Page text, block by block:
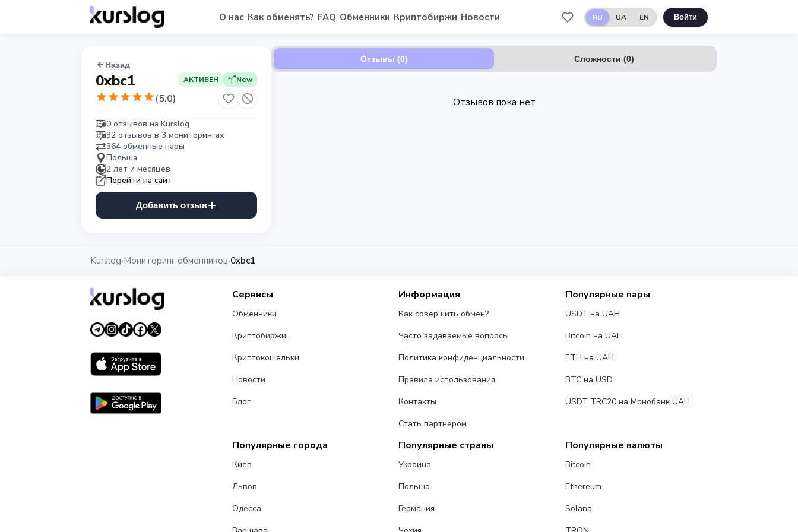
О нас Как обменять? FAQ Обменники Криптобиржи Новости RU UA EN Войти
Назад
0xbc1 АКТИВЕН New
(5.0)
0 отзывов на Kurslog
32 отзывов в 3 мониторингах
364 обменные пары
Польша
2 лет 7 месяцев
Перейти на сайт
Добавить отзыв
Отзывы (0) Сложности (0)
Отзывов пока нет
Kurslog›Мониторинг обменников›0xbc1
Сервисы
Обменники
Криптобиржи
Криптокошельки
Новости
Блог
Информация
Как совершить обмен?
Часто задаваемые вопросы
Политика конфиденциальности
Правила использования
Контакты
Стать партнером
Популярные пары
USDT на UAH
Bitcoin на UAH
ETH на UAH
BTC на USD
USDT TRC20 на Монобанк UAH
Популярные города
Киев
Львов
Одесса
Популярные страны
Украина
Польша
Германия
Популярные валюты
Bitcoin
Ethereum
Solana